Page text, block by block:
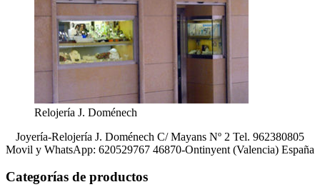
Relojería J. Doménech
Joyería-Relojería J. Doménech C/ Mayans Nº 2 Tel. 962380805
Movil y WhatsApp: 620529767 46870-Ontinyent (Valencia) España
Categorías de productos